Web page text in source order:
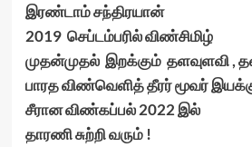
இரண்டாம் சந்திரயான்
2019 செப்டம்பரில் விண்சிமிழ்
முதன்முதல் இறக்கும் தளவுளவி ,
பாரத விண்வெளித் தீரர் மூவர்
சீரான விண்கப்பல் 2022 இல்
தாரணி சுற்றி வரும் !